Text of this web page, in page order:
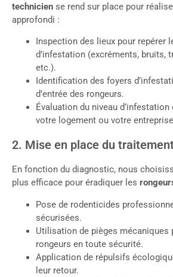
technicien se rend sur place pour
approfondi :
Inspection des lieux pour repérer
d’infestation (excréments, bruits,
etc.).
Identification des foyers
d’entrée des rongeurs.
Évaluation du niveau
votre logement ou votre
2. Mise en place du
En fonction du diagnostic, nous
plus efficace pour éradiquer les
Pose de rodenticides
sécurisées.
Utilisation de pièges mécaniques
rongeurs en toute sécurité.
Application de répulsifs
leur retour.